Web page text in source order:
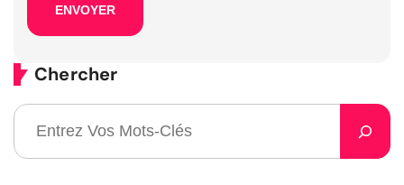
Chercher